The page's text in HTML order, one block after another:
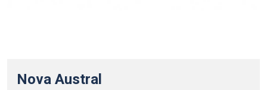
Nova Austral